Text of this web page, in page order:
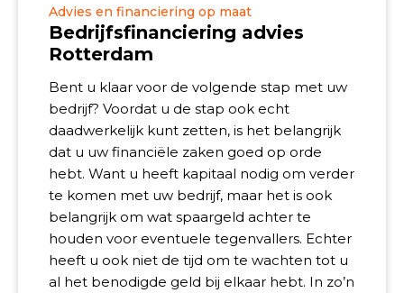
Advies en financiering op maat
Bedrijfsfinanciering advies
Rotterdam
Bent u klaar voor de volgende stap met uw
bedrijf? Voordat u de stap ook echt
daadwerkelijk kunt zetten, is het belangrijk
dat u uw financiële zaken goed op orde
hebt. Want u heeft kapitaal nodig om verder
te komen met uw bedrijf, maar het is ook
belangrijk om wat spaargeld achter te
houden voor eventuele tegenvallers. Echter
heeft u ook niet de tijd om te wachten tot u
al het benodigde geld bij elkaar hebt. In zo’n